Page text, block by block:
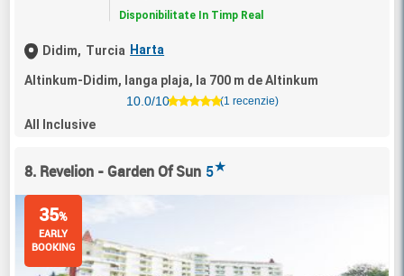
Disponibilitate In Timp Real
Didim, Turcia Harta
Altinkum-Didim, langa plaja, la 700 m de Altinkum
10.0/10
(1 recenzie)
All Inclusive
8. Revelion - Garden Of Sun 5★
35%
EARLY
BOOKING